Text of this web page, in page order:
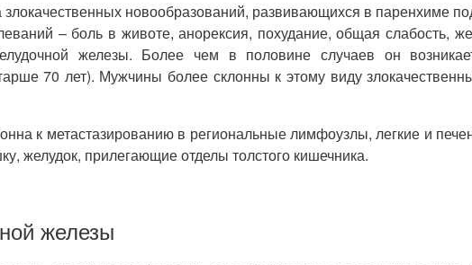
новообразований, развивающихся в паренхиме
– боль в животе, анорексия, похудание, общая слабость,
железы. Более чем в половине случаев он
70 лет). Мужчины более склонны к этому виду
к метастазированию в региональные лимфоузлы, легкие и
желудок, прилегающие отделы толстого кишечника.
железы